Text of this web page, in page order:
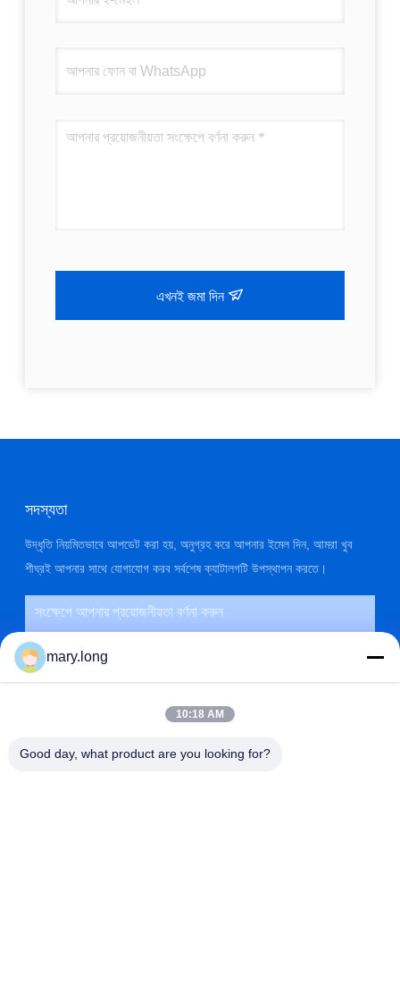
এখনই জমা দিন
সদস্যতা
উদ্ধৃতি নিয়মিতভাবে আপডেট করা হয়, অনুগ্রহ করে আপনার ইমেল দিন, আমরা খুব
শীঘ্রই আপনার সাথে যোগাযোগ করব সর্বশেষ ক্যাটালগটি উপস্থাপন করতে।
mary.long
10:18 AM
Good day, what product are you looking for?